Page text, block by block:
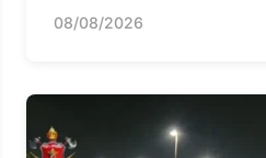
08/08/2026